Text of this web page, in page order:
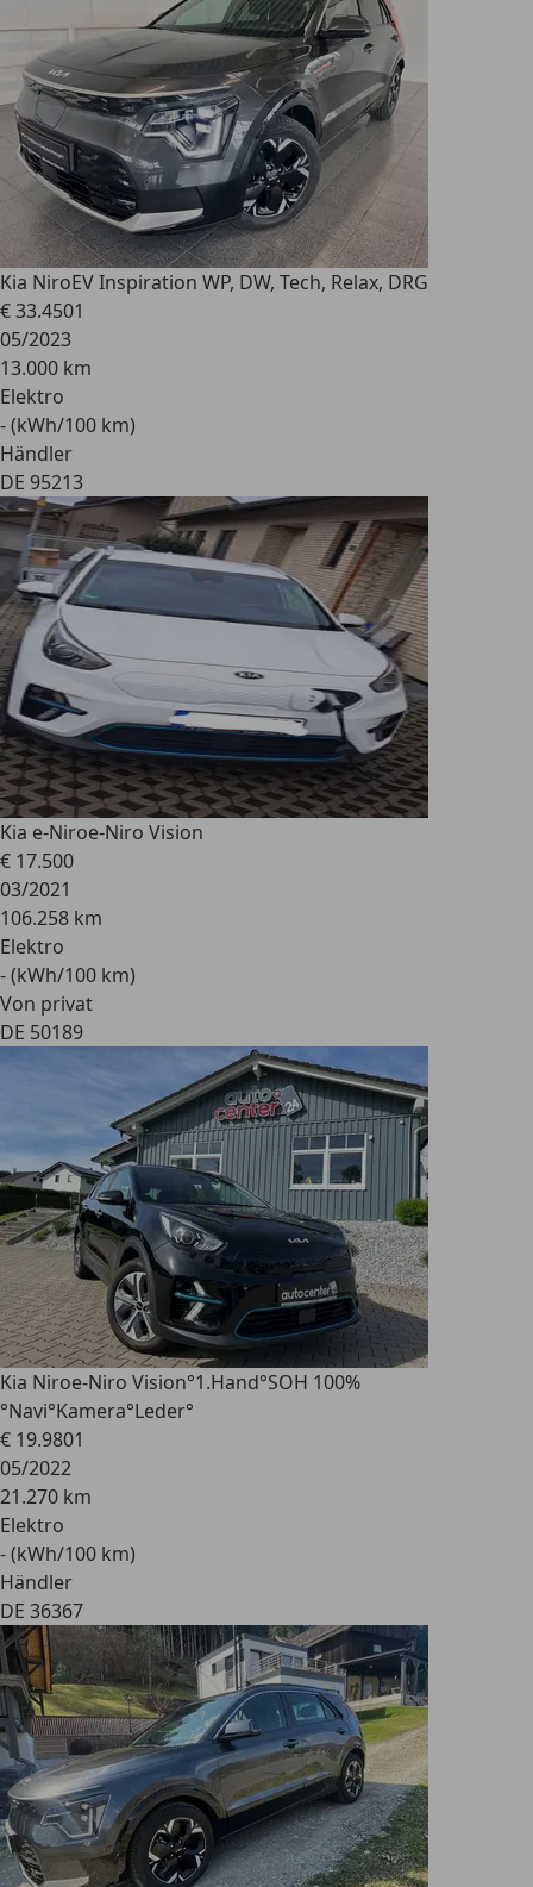
Kia NiroEV Inspiration WP, DW, Tech, Relax, DRG
€ 33.4501
05/2023
13.000 km
Elektro
- (kWh/100 km)
Händler
DE 95213
Kia e-Niroe-Niro Vision
€ 17.500
03/2021
106.258 km
Elektro
- (kWh/100 km)
Von privat
DE 50189
Kia Niroe-Niro Vision°1.Hand°SOH 100%
°Navi°Kamera°Leder°
€ 19.9801
05/2022
21.270 km
Elektro
- (kWh/100 km)
Händler
DE 36367